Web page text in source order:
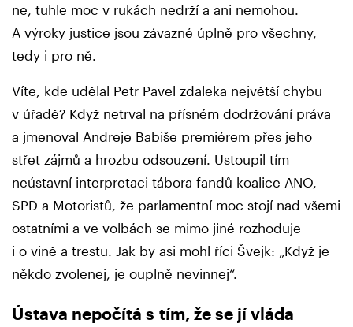
ne, tuhle moc v rukách nedrží a ani nemohou.
A výroky justice jsou závazné úplně pro všechny,
tedy i pro ně.
Víte, kde udělal Petr Pavel zdaleka největší chybu
v úřadě? Když netrval na přísném dodržování práva
a jmenoval Andreje Babiše premiérem přes jeho
střet zájmů a hrozbu odsouzení. Ustoupil tím
neústavní interpretaci tábora fandů koalice ANO,
SPD a Motoristů, že parlamentní moc stojí nad všemi
ostatními a ve volbách se mimo jiné rozhoduje
i o vině a trestu. Jak by asi mohl říci Švejk: „Když je
někdo zvolenej, je ouplně nevinnej“.
Ústava nepočítá s tím, že se jí vláda